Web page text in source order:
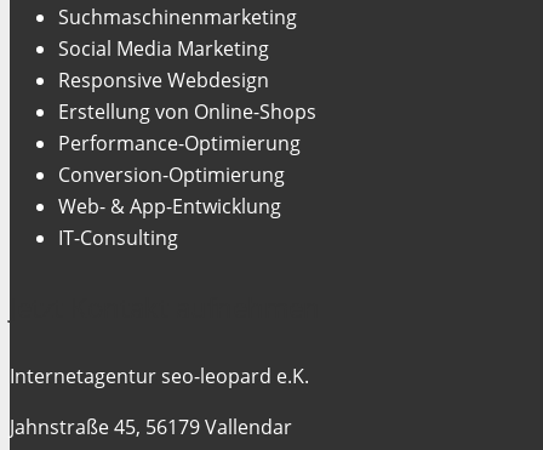
Suchmaschinenmarketing
Social Media Marketing
Responsive Webdesign
Erstellung von Online-Shops
Performance-Optimierung
Conversion-Optimierung
Web- & App-Entwicklung
IT-Consulting
Internetagentur seo-leopard e.K.
Jahnstraße 45, 56179 Vallendar